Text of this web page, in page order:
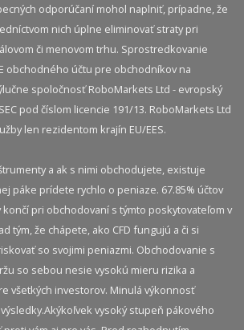
odporúčaní mohol naplniť, prípadne, že
nich úplne eliminovať straty pri
či menovom trhu. Sprostredkovanie
obchodného účtu pre obchodníkov na
spoločnosť RoboMarkets Ltd - evropský
pod číslom licencie 191/13. RoboMarkets Ltd
len rezidentom krajín EU/EES.
a ak s nimi obchodujete, existuje
páke prídete rychlo o peniaze. 67.85% účtov
pri obchodovaní s týmto poskytovateľom v
tým, že chápete, ako CFD fungujú a či si
so svojimi peniazmi. Obchodovanie s
so sebou nesie vysokú mieru rizika a
všetkých investorov. Minulá výkonnosť
Akýkoľvek vysoký stupeň pákového